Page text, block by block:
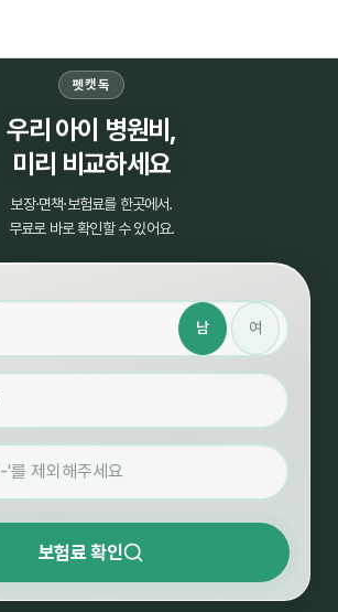
펫캣독
우리 아이 병원비,
미리 비교하세요
보장·면책·보험료를 한곳에서.
무료로 바로 확인할 수 있어요.
남 여
보험료 확인